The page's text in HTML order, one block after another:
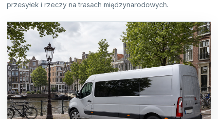
przesyłek i rzeczy na trasach międzynarodowych.